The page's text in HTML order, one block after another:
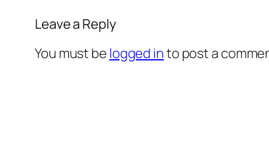
Leave a Reply
You must be logged into post a